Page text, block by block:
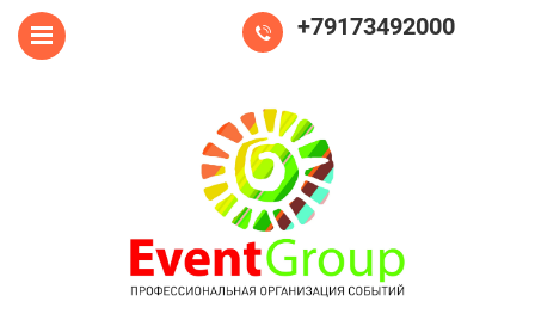
+79173492000